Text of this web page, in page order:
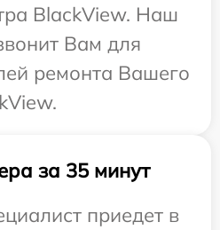
BlackView. Наш
Вам для
ремонта Вашего
за 35 минут
приедет в